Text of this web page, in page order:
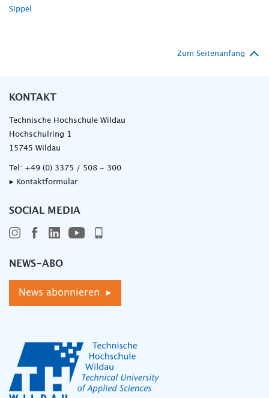
Sippel
Zum Seitenanfang
KONTAKT
Technische Hochschule Wildau
Hochschulring 1
15745 Wildau
Tel: +49 (0) 3375 / 508 - 300
▸ Kontaktformular
SOCIAL MEDIA
NEWS-ABO
News abonnieren ▸